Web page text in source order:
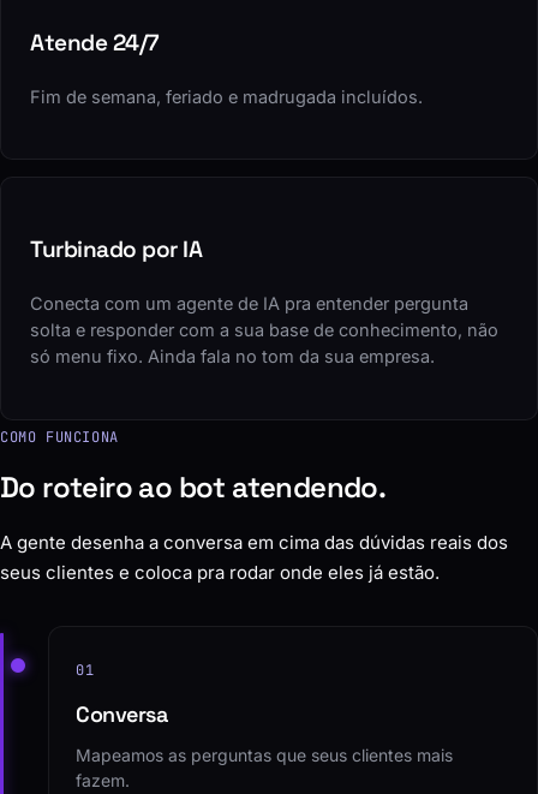
Atende 24/7
Fim de semana, feriado e madrugada incluídos.
Turbinado por IA
Conecta com um agente de IA pra entender pergunta
solta e responder com a sua base de conhecimento, não
só menu fixo. Ainda fala no tom da sua empresa.
COMO FUNCIONA
Do roteiro ao bot atendendo.
A gente desenha a conversa em cima das dúvidas reais dos
seus clientes e coloca pra rodar onde eles já estão.
01
Conversa
Mapeamos as perguntas que seus clientes mais
fazem.